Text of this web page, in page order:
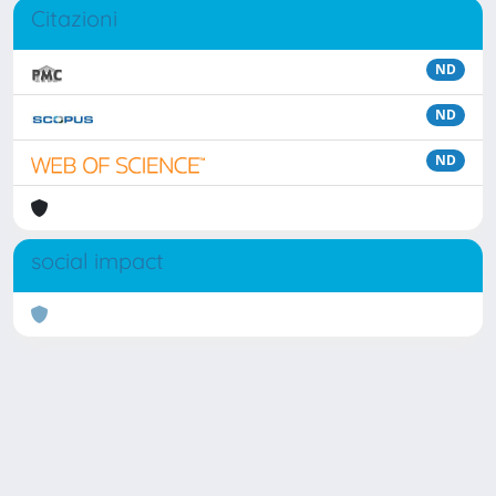
Citazioni
ND
ND
ND
social impact